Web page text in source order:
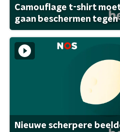
Camouflage t-shirt
gaan beschermen tegen
Nieuwe scherpere